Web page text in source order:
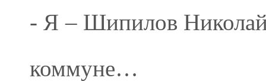
- Я – Шипилов
коммуне…